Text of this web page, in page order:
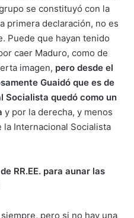
se constituyó con la
primera declaración, no es
Puede que hayan tenido
caer Maduro, como de
imagen, pero desde el
Guaidó que es de
Socialista quedó como un
y por la derecha, y menos
Internacional Socialista
RR.EE. para aunar las
pero si no hay una